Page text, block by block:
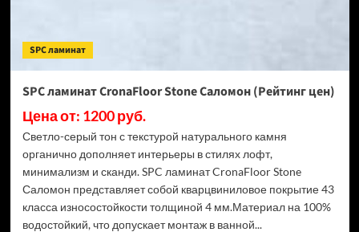
SPC ламинат
SPC ламинат CronaFloor Stone Саломон (Рейтинг цен)
Цена от: 1200 руб.
Светло-серый тон с текстурой натурального камня
органично дополняет интерьеры в стилях лофт,
минимализм и сканди. SPC ламинат CronaFloor Stone
Саломон представляет собой кварцвиниловое покрытие 43
класса износостойкости толщиной 4 мм.Материал на 100%
водостойкий, что допускает монтаж в ванной...